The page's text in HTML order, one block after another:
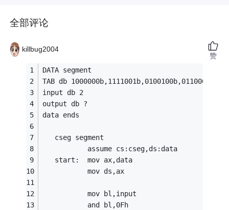
全部评论
killbug2004
DATA segment
TAB db
input db 2
output db ?
data ends
   cseg segment
           assume cs:cseg,ds:data
   start:  mov ax,data
           mov ds,ax
           mov bl,input
           and bl,0Fh
赞